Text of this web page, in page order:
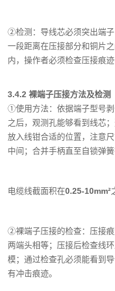
②检测：导线芯必须突出端
一段距离在压接部分和铜片
内，操作者必须检查压接痕迹
3.4.2 裸端子压接方法及检测
①使用方法：依据端子型号
之后，观测孔能够看到线芯
放入线钳合适的位置，注意
中间；合并手柄直至自锁弹簧
电缆线截面积在0.25-10mm²
②裸端子压接的检查：压接
两端头相等；压接后检查线
模；通过检查孔必须能看到
有冲击痕迹。